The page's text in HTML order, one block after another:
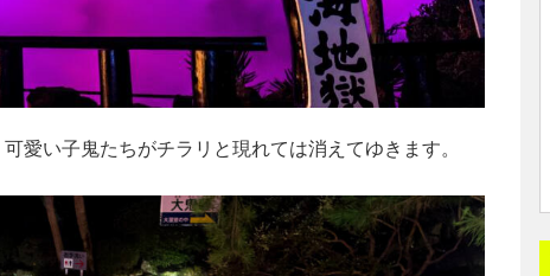
愛い子鬼たちがチラリと現れては消えてゆきます。